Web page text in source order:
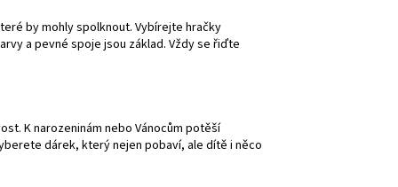
by mohly spolknout. Vybírejte hračky
a pevné spoje jsou základ. Vždy se řiďte
K narozeninám nebo Vánocům potěší
dárek, který nejen pobaví, ale dítě i něco